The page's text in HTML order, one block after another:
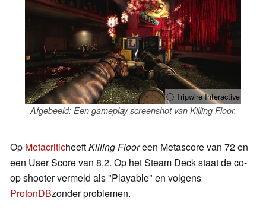
ⓘ Tripwire Interactive
Afgebeeld: Een gameplay screenshot van Killing Floor.
Op MetacriticheeftKilling Flooreen Metascore van 72 en
een User Score van 8,2. Op het Steam Deck staat de co-
op shooter vermeld als "Playable" en volgens
ProtonDBzonder problemen.